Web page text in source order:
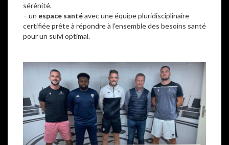
sérénité.
– un espace santéavec une équipe pluridisciplinaire
certifiée prête à répondre à l’ensemble des besoins santé
pour un suivi optimal.